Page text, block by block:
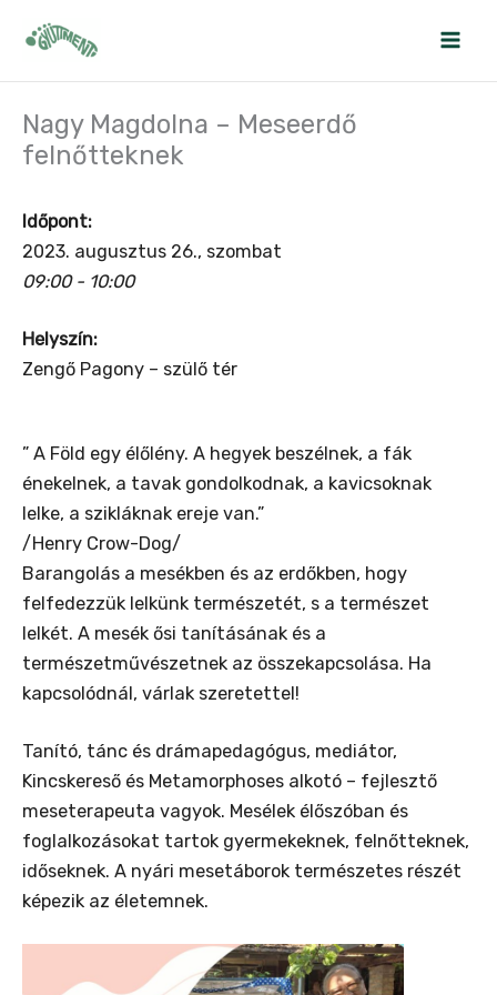
Nagy Magdolna – Meseerdő
felnőtteknek
Időpont:
2023. augusztus 26., szombat
09:00 - 10:00
Helyszín:
Zengő Pagony – szülő tér
” A Föld egy élőlény. A hegyek beszélnek, a fák
énekelnek, a tavak gondolkodnak, a kavicsoknak
lelke, a szikláknak ereje van.”
/Henry Crow-Dog/
Barangolás a mesékben és az erdőkben, hogy
felfedezzük lelkünk természetét, s a természet
lelkét. A mesék ősi tanításának és a
természetművészetnek az összekapcsolása. Ha
kapcsolódnál, várlak szeretettel!
Tanító, tánc és drámapedagógus, mediátor,
Kincskereső és Metamorphoses alkotó – fejlesztő
meseterapeuta vagyok. Mesélek élőszóban és
foglalkozásokat tartok gyermekeknek, felnőtteknek,
időseknek. A nyári mesetáborok természetes részét
képezik az életemnek.